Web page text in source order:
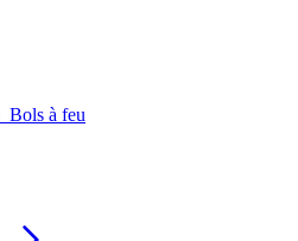
Bols à feu